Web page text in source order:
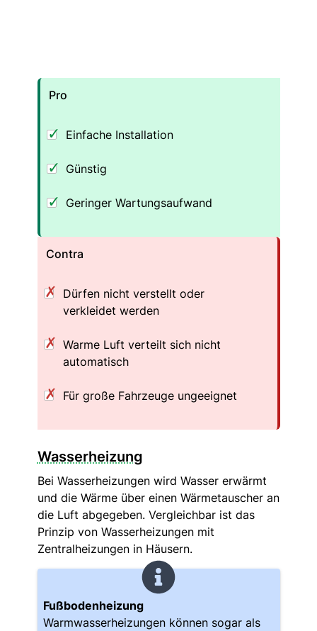
Pro
Einfache Installation
Günstig
Geringer Wartungsaufwand
Contra
Dürfen nicht verstellt oder
verkleidet werden
Warme Luft verteilt sich nicht
automatisch
Für große Fahrzeuge ungeeignet
Wasserheizung
Bei Wasserheizungen wird Wasser erwärmt
und die Wärme über einen Wärmetauscher an
die Luft abgegeben. Vergleichbar ist das
Prinzip von Wasserheizungen mit
Zentralheizungen in Häusern.
Fußbodenheizung
Warmwasserheizungen können sogar als